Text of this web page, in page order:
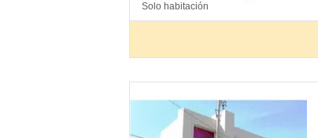
solo habitación